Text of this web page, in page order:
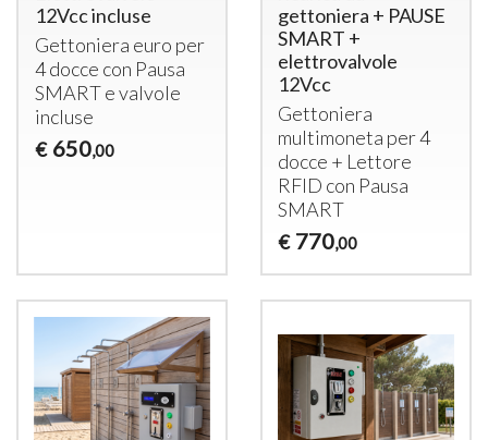
12Vcc incluse
Gettoniera euro per
4 docce con Pausa
SMARTe valvole
incluse
€ 650,00
gettoniera + PAUSE
SMART +
elettrovalvole
12Vcc
Gettoniera
multimoneta per 4
docce + Lettore
RFID con Pausa
SMART
€ 770,00